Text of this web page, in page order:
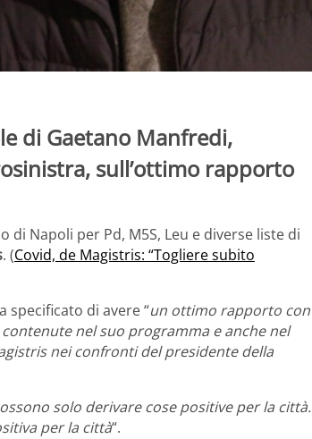
di Gaetano Manfredi,
sull’ottimo rapporto
di Napoli per Pd, M5S, Leu e diverse liste di
. (Covid, de Magistris: “Togliere subito
specificato di avere “un ottimo rapporto con
nel suo programma e anche nel
nei confronti del presidente della
solo derivare cose positive per la città.
per la città“.